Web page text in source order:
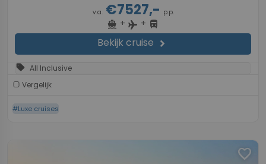
v.a.€7527,- p.p.
directions_boat + flight + directions_bus
Bekijk cruise chevron_right
sell All Inclusive
Vergelijk
#Luxe cruises
favorite